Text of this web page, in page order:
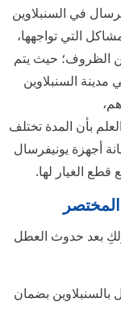
في السنبلاوين
التي تواجهها،
حيث يتم
مدينة السنبلاوين
بأن المدة تختلف
أجهزة يونيفرسال
قطع الغيار لها.
بعد حدوث العطل
بضمان